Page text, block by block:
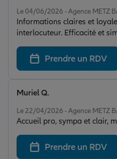
Le 04/06/2026 - Agence METZ
Informations claires et
interlocuteur. Efficacité et
Prendre un RDV
Le 22/04/2026 - Agence METZ
Accueil pro, sympa et clair,
Muriel Q.
Prendre un RDV